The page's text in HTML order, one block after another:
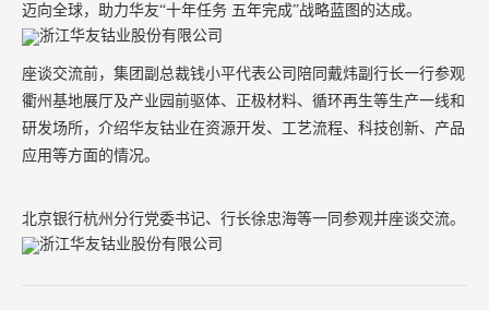
迈向全球，助力华友“十年任务 五年完成”战略蓝图的达成。
座谈交流前，集团副总裁钱小平代表公司陪同戴炜副行长一行参观
衢州基地展厅及产业园前驱体、正极材料、循环再生等生产一线和
研发场所，介绍华友钴业在资源开发、工艺流程、科技创新、产品
应用等方面的情况。
北京银行杭州分行党委书记、行长徐忠海等一同参观并座谈交流。